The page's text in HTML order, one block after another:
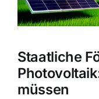
Staatliche
müssen